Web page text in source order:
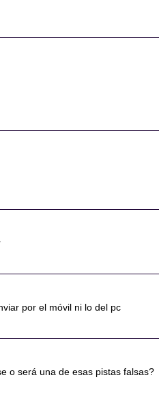
por el móvil ni lo del pc
o será una de esas pistas falsas?